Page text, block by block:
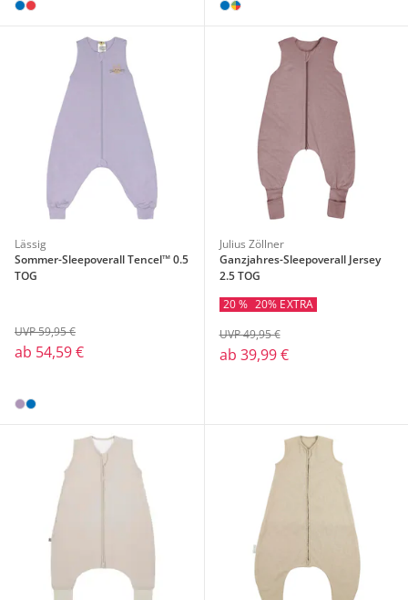
Lässig
Sommer-Sleepoverall Tencel™ 0.5
TOG
ab 54,59 €
UVP 59,95 €
Julius Zöllner
Ganzjahres-Sleepoverall Jersey
2.5 TOG
20 % 20% EXTRA
ab 39,99 €
UVP 49,95 €